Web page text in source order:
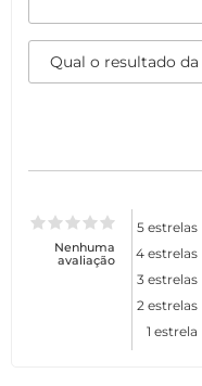
Nenhuma
avaliação
5 estrelas
4 estrelas
3 estrelas
2 estrelas
1 estrela